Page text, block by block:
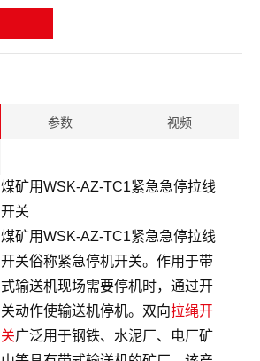
参数 视频
煤矿用WSK-AZ-TC1紧急急停拉线
开关
煤矿用WSK-AZ-TC1紧急急停拉线
开关俗称紧急停机开关。作用于带
式输送机现场需要停机时，通过开
关动作使输送机停机。双向拉绳开
关广泛用于钢铁、水泥厂、电厂矿